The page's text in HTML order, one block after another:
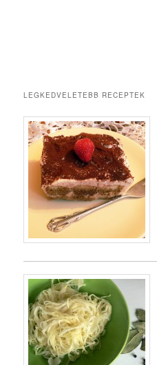
LEGKEDVELETEBB RECEPTEK